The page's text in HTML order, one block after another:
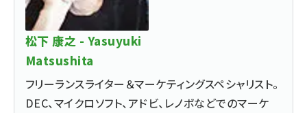
松下 康之 - Yasuyuki
Matsushita
フリーランスライター＆マーケティングスペシャリスト。
DEC、マイクロソフト、アドビ、レノボなどでのマーケ